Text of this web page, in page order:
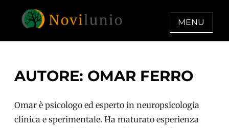
NOVILUNIO
Un aiuto con concreto dopo la
MENU
AUTORE: OMAR FERRO
Omar è psicologo ed esperto in neuropsicologia
clinica e sperimentale. Ha maturato esperienza